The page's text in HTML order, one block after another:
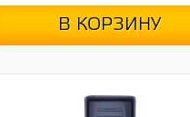
В КОРЗИНУ